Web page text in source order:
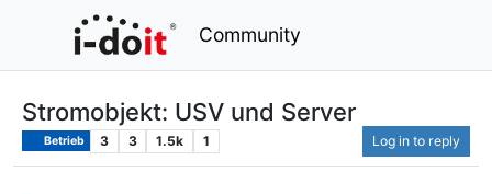
Community
Stromobjekt: USV und Server
Betrieb 3 3 1.5k 1 Log in to reply